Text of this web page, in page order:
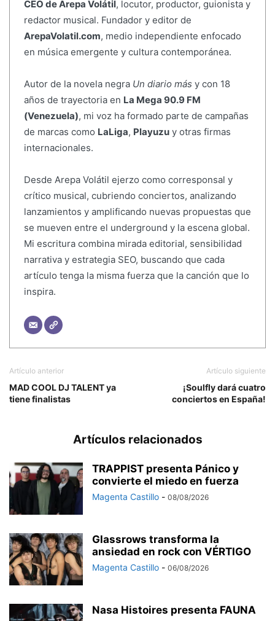
CEO de Arepa Volátil, locutor, productor, guionista y
redactor musical. Fundador y editor de
ArepaVolatil.com, medio independiente enfocado
en música emergente y cultura contemporánea.
Autor de la novela negra Un diario más y con 18
años de trayectoria en La Mega 90.9 FM
(Venezuela), mi voz ha formado parte de campañas
de marcas como LaLiga, Playuzuy otras firmas
internacionales.
Desde Arepa Volátil ejerzo como corresponsal y
crítico musical, cubriendo conciertos, analizando
lanzamientos y amplificando nuevas propuestas que
se mueven entre el underground y la escena global.
Mi escritura combina mirada editorial, sensibilidad
narrativa y estrategia SEO, buscando que cada
artículo tenga la misma fuerza que la canción que lo
inspira.
Artículo anterior
MAD COOL DJ TALENT ya
tiene finalistas
Artículo siguiente
¡Soulfly dará cuatro
conciertos en España!
Artículos relacionados
TRAPPIST presenta Pánico y
convierte el miedo en fuerza
Magenta Castillo - 08/08/2026
Glassrows transforma la
ansiedad en rock con VÉRTIGO
Magenta Castillo - 06/08/2026
Nasa Histoires presenta FAUNA